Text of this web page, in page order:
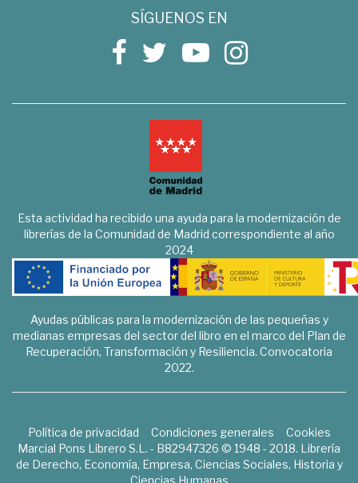
SÍGUENOS EN
Esta actividad ha recibido una ayuda para la modernización de
librerías de la Comunidad de Madrid correspondiente al año
2024
Ayudas públicas para la modernización de las pequeñas y
medianas empresas del sector del libro en el marco del Plan de
Recuperación, Transformación y Resiliencia. Convocatoria
2022.
Política de privacidad Condiciones generales
Cookies
Marcial Pons Librero S.L. - B82947326 © 1948 - 2018. Librería
de Derecho, Economía, Empresa, Ciencias Sociales, Historia y
Ciencias Humanas